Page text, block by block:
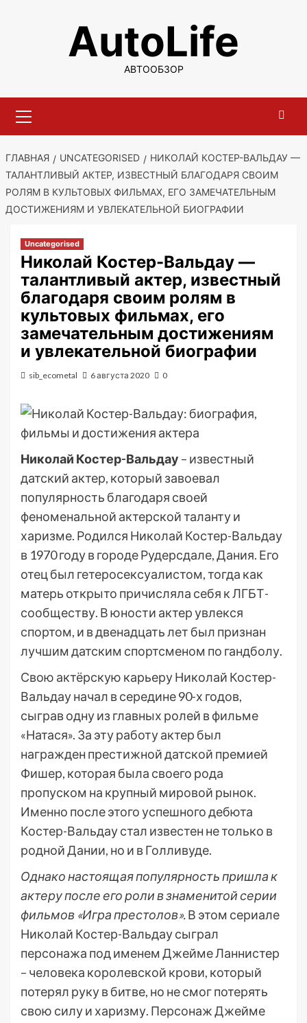
содержимомуAutoLife
АВТООБЗОР
меню
ГЛАВНАЯ UNCATEGORISED
НИКОЛАЙ КОСТЕР-ВАЛЬДАУ —
ТАЛАНТЛИВЫЙ АКТЕР, ИЗВЕСТНЫЙ БЛАГОДАРЯ СВОИМ
РОЛЯМ В КУЛЬТОВЫХ ФИЛЬМАХ, ЕГО ЗАМЕЧАТЕЛЬНЫМ
ДОСТИЖЕНИЯМ И УВЛЕКАТЕЛЬНОЙ БИОГРАФИИ
Uncategorised
Николай Костер-Вальдау —
талантливый актер, известный
благодаря своим ролям в
культовых фильмах, его
замечательным достижениям
и увлекательной биографии
sib_ecometal 6 августа 2020 0
Николай Костер-Вальдау – известный
датский актер, который завоевал
популярность благодаря своей
феноменальной актерской таланту и
харизме. Родился Николай Костер-Вальдау
в 1970 году в городе Рудерсдале, Дания. Его
отец был гетеросексуалистом, тогда как
матерь открыто причисляла себя к ЛГБТ-
сообществу. В юности актер увлекся
спортом, и в двенадцать лет был признан
лучшим датским спортсменом по гандболу.
Свою актёрскую карьеру Николай Костер-
Вальдау начал в середине 90-х годов,
сыграв одну из главных ролей в фильме
«Натася». За эту работу актер был
награжден престижной датской премией
Фишер, которая была своего рода
пропуском на крупный мировой рынок.
Именно после этого успешного дебюта
Костер-Вальдау стал известен не только в
родной Дании, но и в Голливуде.
Однако настоящая популярность пришла к
актеру после его роли в знаменитой серии
фильмов «Игра престолов».В этом сериале
Николай Костер-Вальдау сыграл
персонажа под именем Джейме Ланнистер
– человека королевской крови, который
потерял руку в битве, но не смог потерять
свою силу и харизму. Персонаж Джейме